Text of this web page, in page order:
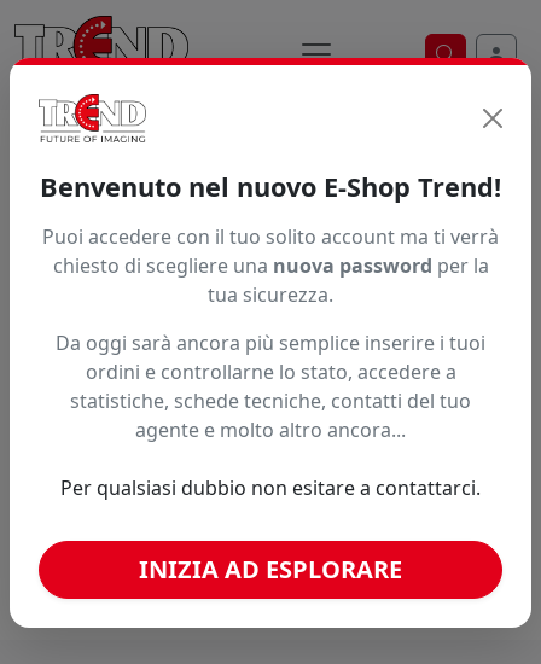
Ricerca
Articolo non trovato.
Hai trovato questo prodotto ad un prezzo più basso?
Fai una segnalazione
Confronta con articoli simili
Caricamento confronto...
Benvenuto nel nuovo E-Shop Trend!
Puoi accedere con il tuo solito account ma ti verrà
chiesto di scegliere una nuova password per la
tua sicurezza.
Da oggi sarà ancora più semplice inserire i tuoi
ordini e controllarne lo stato, accedere a
statistiche, schede tecniche, contatti del tuo
agente e molto altro ancora...
Per qualsiasi dubbio non esitare a contattarci.
INIZIA AD ESPLORARE